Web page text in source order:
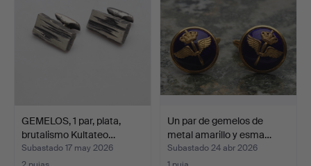
GEMELOS, 1 par, plata,
brutalismo Kultateo…
Subastado 17 may 2026
Un par de gemelos de
metal amarillo y esma…
Subastado 24 abr 2026